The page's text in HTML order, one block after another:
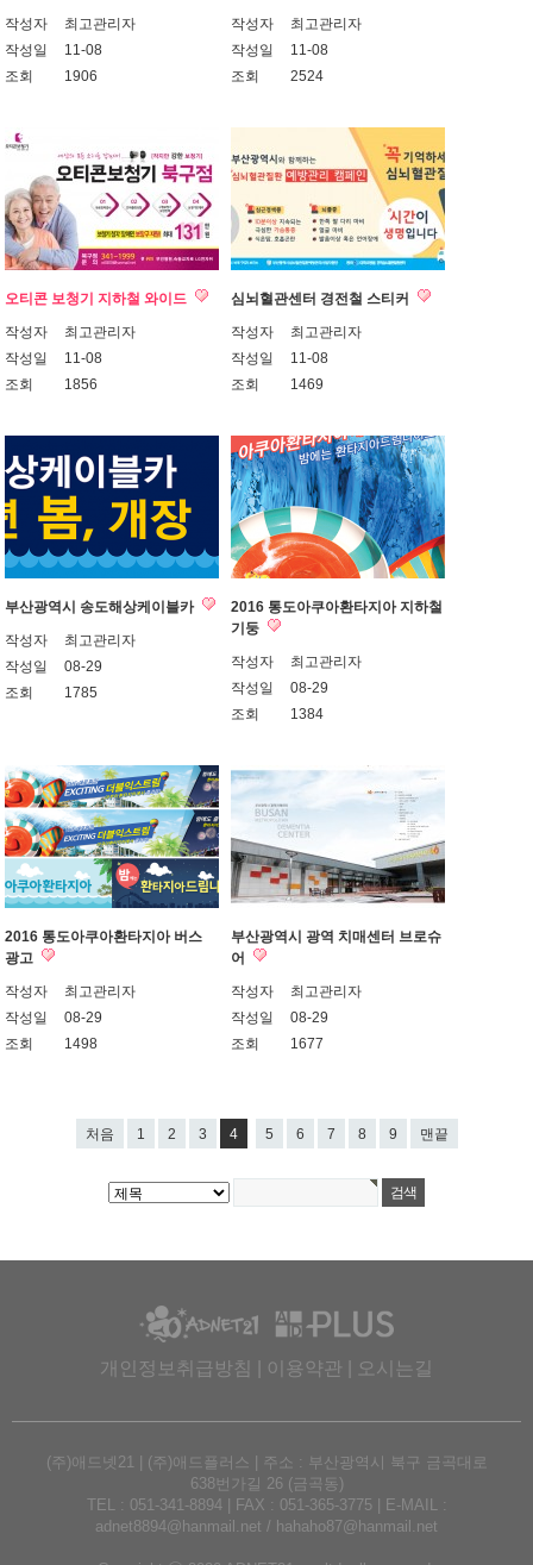
작성자
최고관리자
작성일
11-08
조회
1906
작성자
최고관리자
작성일
11-08
조회
2524
오티콘 보청기 지하철 와이드
작성자
최고관리자
작성일
11-08
조회
1856
심뇌혈관센터 경전철 스티커
작성자
최고관리자
작성일
11-08
조회
1469
부산광역시 송도해상케이블카
작성자
최고관리자
작성일
08-29
조회
1785
2016 통도아쿠아환타지아 지하철
기둥
작성자
최고관리자
작성일
08-29
조회
1384
2016 통도아쿠아환타지아 버스
광고
작성자
최고관리자
작성일
08-29
조회
1498
부산광역시 광역 치매센터 브로슈
어
작성자
최고관리자
작성일
08-29
조회
1677
처음 1 2 3 4 5 6 7 8 9 맨끝
개인정보취급방침 이용약관 오시는길
(주)애드넷21 | (주)애드플러스 | 주소 : 부산광역시 북구 금곡대로
638번가길 26 (금곡동)
TEL : 051-341-8894 | FAX : 051-365-3775 | E-MAIL :
adnet8894@hanmail.net / hahaho87@hanmail.net